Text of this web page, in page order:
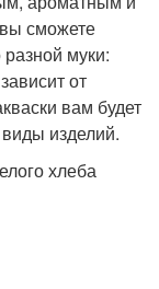
сможете
муки:
от
вам будет
изделий.
хлеба